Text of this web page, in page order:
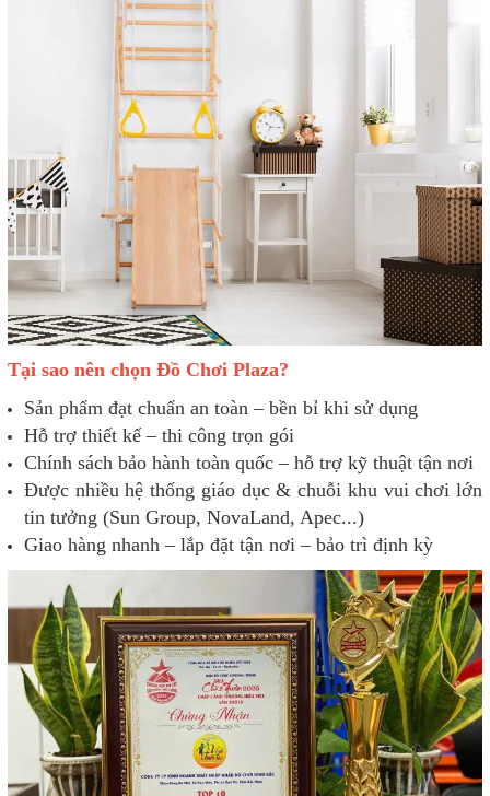
Tại sao nên chọn Đồ Chơi Plaza?
Sản phẩm đạt chuẩn an toàn – bền bỉ khi sử dụng
Hỗ trợ thiết kế – thi công trọn gói
Chính sách bảo hành toàn quốc – hỗ trợ kỹ thuật tận nơi
Được nhiều hệ thống giáo dục & chuỗi khu vui chơi lớn
tin tưởng (Sun Group, NovaLand, Apec...)
Giao hàng nhanh – lắp đặt tận nơi – bảo trì định kỳ